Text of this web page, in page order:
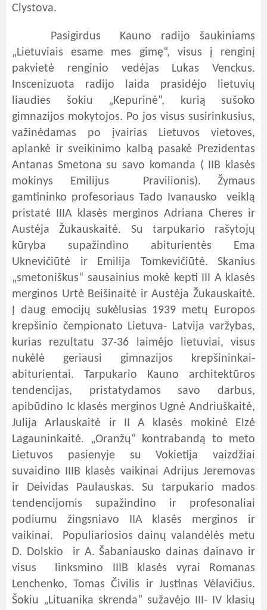
Clystova.
Pasigirdus Kauno radijo šaukiniams
„Lietuviais esame mes gimę“, visus į renginį
pakvietė renginio vedėjas Lukas Venckus.
Inscenizuota radijo laida prasidėjo lietuvių
liaudies šokiu „Kepurinė“, kurią sušoko
gimnazijos mokytojos. Po jos visus susirinkusius,
važinėdamas po įvairias Lietuvos vietoves,
aplankė ir sveikinimo kalbą pasakė Prezidentas
Antanas Smetona su savo komanda ( IIB klasės
mokinys Emilijus Pravilionis). Žymaus
gamtininko profesoriaus Tado Ivanausko veiklą
pristatė IIIA klasės merginos Adriana Cheres ir
Austėja Žukauskaitė. Su tarpukario rašytojų
kūryba supažindino abiturientės Ema
Uknevičiūtė ir Emilija Tomkevičiūtė. Skanius
„smetoniškus“ sausainius mokė kepti III A klasės
merginos Urtė Beišinaitė ir Austėja Žukauskaitė.
Į daug emocijų sukėlusias 1939 metų Europos
krepšinio čempionato Lietuva- Latvija varžybas,
kurias rezultatu 37-36 laimėjo lietuviai, visus
nukėlė geriausi gimnazijos krepšininkai-
abiturientai. Tarpukario Kauno architektūros
tendencijas, pristatydamos savo darbus,
apibūdino Ic klasės merginos Ugnė Andriuškaitė,
Julija Arlauskaitė ir II A klasės mokinė Elzė
Lagauninkaitė. „Oranžų“ kontrabandą to meto
Lietuvos pasienyje su Vokietija vaizdžiai
suvaidino IIIB klasės vaikinai Adrijus Jeremovas
ir Deividas Paulauskas. Su tarpukario mados
tendencijomis supažindino ir profesonaliai
podiumu žingsniavo IIA klasės merginos ir
vaikinai. Populiariosios dainų valandėlės metu
D. Dolskio ir A. Šabaniausko dainas dainavo ir
visus linksmino IIIB klasės vyrai Romanas
Lenchenko, Tomas Čivilis ir Justinas Vėlavičius.
Šokiu „Lituanika skrenda” sužavėjo III- IV klasių